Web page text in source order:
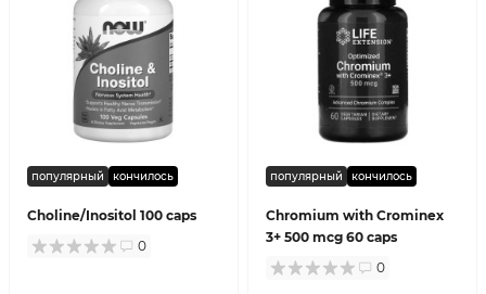
популярный кончилось
Choline/Inositol 100 caps
0
популярный кончилось
Chromium with Crominex
3+ 500 mcg 60 caps
0